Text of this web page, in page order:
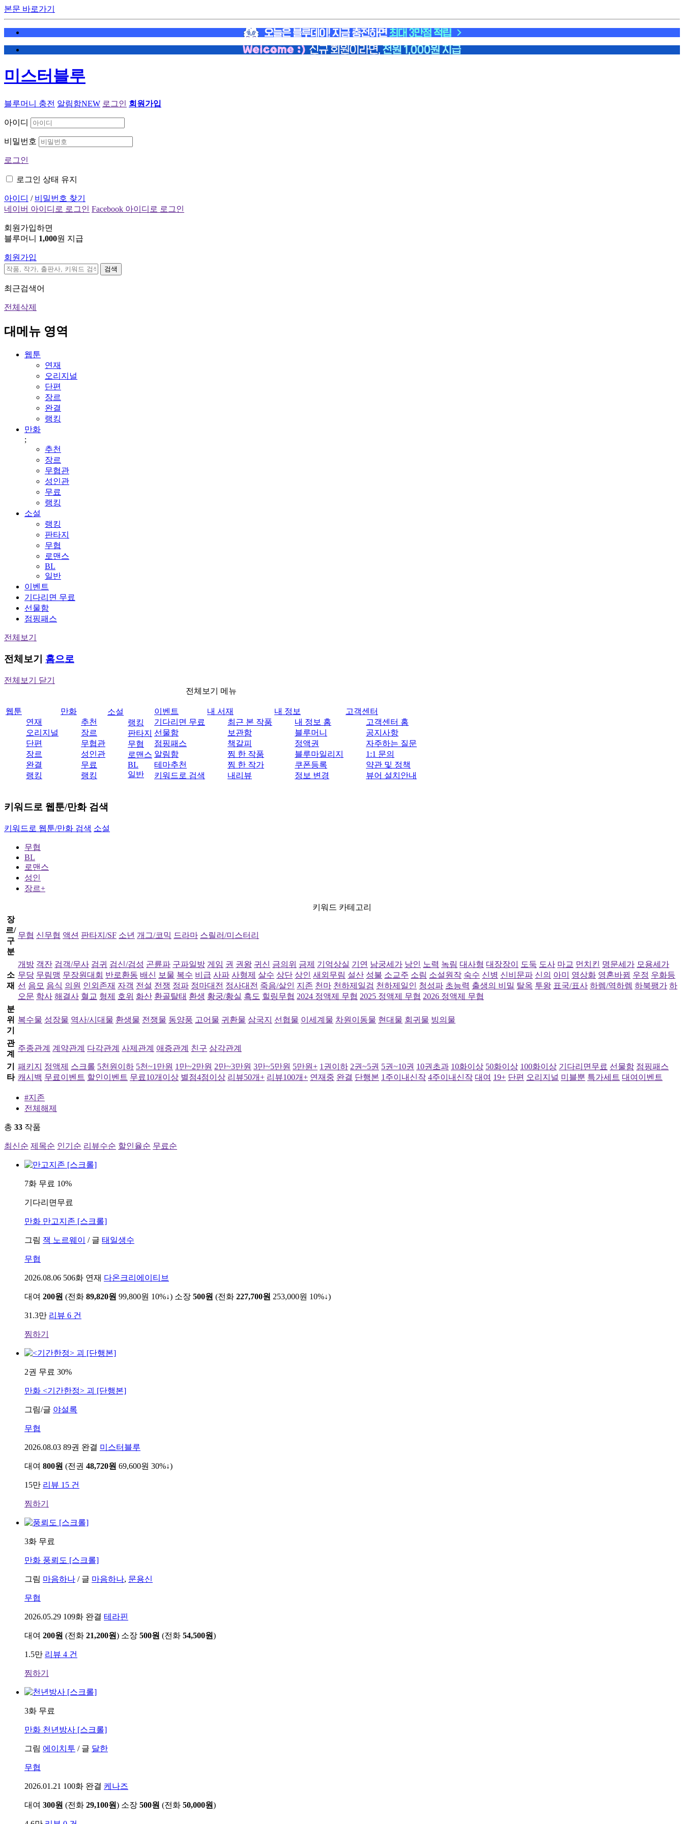
본문 바로가기
미스터블루
블루머니 충전 알림함NEW 로그인 회원가입
아이디
비밀번호
로그인
로그인 상태 유지
아이디 / 비밀번호 찾기
네이버 아이디로 로그인 Facebook 아이디로 로그인
회원가입하면
블루머니 1,000원 지급
회원가입
검색
최근검색어
전체삭제
대메뉴 영역
웹툰
연재
오리지널
단편
장르
완결
랭킹
만화
;
추천
장르
무협관
성인관
무료
랭킹
소설
랭킹
판타지
무협
로맨스
BL
일반
이벤트
기다리면 무료
선물함
점핑패스
전체보기
전체보기 홈으로
전체보기 닫기
전체보기 메뉴
웹툰
연재
오리지널
단편
장르
완결
랭킹
만화
추천
장르
무협관
성인관
무료
랭킹
소설
랭킹
판타지
무협
로맨스
BL
일반
이벤트
기다리면 무료
선물함
점핑패스
알림함
테마추천
키워드로 검색
내 서재
최근 본 작품
보관함
책갈피
찜 한 작품
찜 한 작가
내리뷰
내 정보
내 정보 홈
블루머니
정액권
블루마일리지
쿠폰등록
정보 변경
고객센터
고객센터 홈
공지사항
자주하는 질문
1:1 문의
약관 및 정책
뷰어 설치안내
키워드로 웹툰/만화 검색
키워드로 웹툰/만화 검색 소설
무협
BL
로맨스
성인
장르+
키워드 카테고리
장
르/
구
분
무협 신무협 액션 판타지/SF 소년 개그/코믹 드라마 스릴러/미스터리
소
재
개방 객잔 검객/무사 검귀 검신/검성 곤륜파 구파일방 게임 권 권왕 귀신 금의위 금제 기억상실 기연 남궁세가 낭인 노력 녹림 대사형 대장장이 도둑 도사 마교 먼치킨 명문세가 모용세가
무당 무림맹 무장원대회 반로환동 배신 보물 복수 비급 사파 사형제 살수 상단 상인 새외무림 설산 성불 소교주 소림 소설원작 숙수 신병 신비문파 신의 아미 영상화 영혼바뀜 우정 우화등
선 음모 음식 의원 인외존재 자객 전설 전쟁 정파 정마대전 정사대전 죽음/살인 지존 천마 천하제일검 천하제일인 청성파 초능력 출생의 비밀 탈옥 투왕 표국/표사 하렘/역하렘 하북팽가 하
오문 학사 해결사 혈교 형제 호위 화산 환골탈태 환생 황궁/황실 흑도 힐링무협 2024 정액제 무협 2025 정액제 무협 2026 정액제 무협
분
위
기
복수물 성장물 역사/시대물 환생물 전쟁물 동양풍 고어물 귀환물 삼국지 선협물 이세계물 차원이동물 현대물 회귀물 빙의물
관
계
주종관계 계약관계 다각관계 사제관계 애증관계 친구 삼각관계
기
타
패키지 정액제 스크롤 5천원이하 5천~1만원 1만~2만원 2만~3만원 3만~5만원 5만원+ 1권이하 2권~5권 5권~10권 10권초과 10화이상 50화이상 100화이상 기다리면무료 선물함 점핑패스
캐시백 무료이벤트 할인이벤트 무료10개이상 별점4점이상 리뷰50개+ 리뷰100개+ 연재중 완결 단행본 1주이내신작 4주이내신작 대여 19+ 단편 오리지널 미블뿐 특가세트 대여이벤트
#지존
전체해제
총 33 작품
최신순 제목순 인기순 리뷰수순 할인율순 무료순
7화 무료 10%
기다리면무료
만화 만고지존 [스크롤]
그림 잭 노르웨이 / 글 태일생수
무협
2026.08.06 506화 연재 다온크리에이티브
대여 200원 (전화 89,820원 99,800원 10%↓) 소장 500원 (전화 227,700원 253,000원 10%↓)
31.3만 리뷰 6 건
찜하기
2권 무료 30%
만화 <기간한정> 괴 [단행본]
그림/글 야설록
무협
2026.08.03 89권 완결 미스터블루
대여 800원 (전권 48,720원 69,600원 30%↓)
15만 리뷰 15 건
찜하기
3화 무료
만화 풍뢰도 [스크롤]
그림 마음하나 / 글 마음하나, 문용신
무협
2026.05.29 109화 완결 테라핀
대여 200원 (전화 21,200원) 소장 500원 (전화 54,500원)
1.5만 리뷰 4 건
찜하기
3화 무료
만화 천년방사 [스크롤]
그림 에이치투 / 글 달한
무협
2026.01.21 100화 완결 케나즈
대여 300원 (전화 29,100원) 소장 500원 (전화 50,000원)